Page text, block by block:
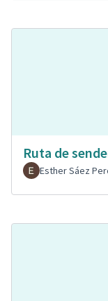
Ruta de
Esther Sáez